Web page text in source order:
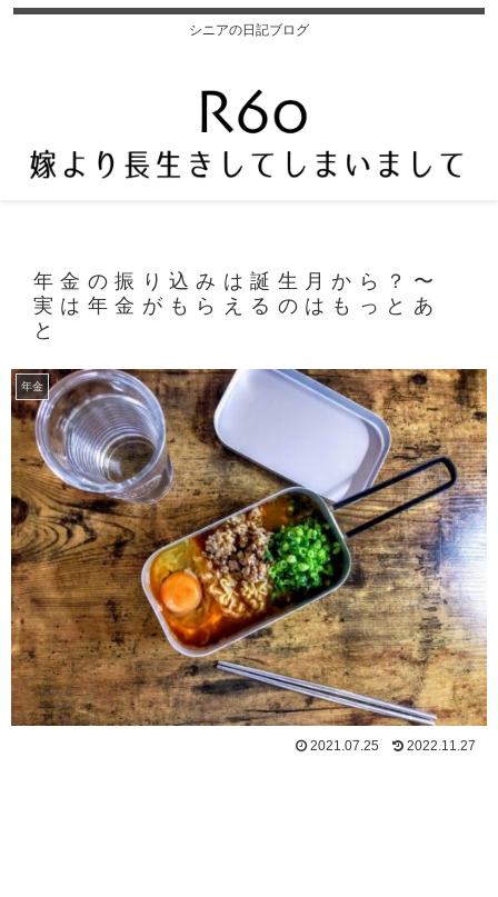
シニアの日記ブログ
年金の振り込みは誕生月から？〜
実は年金がもらえるのはもっとあ
と
年金
2021.07.25 2022.11.27